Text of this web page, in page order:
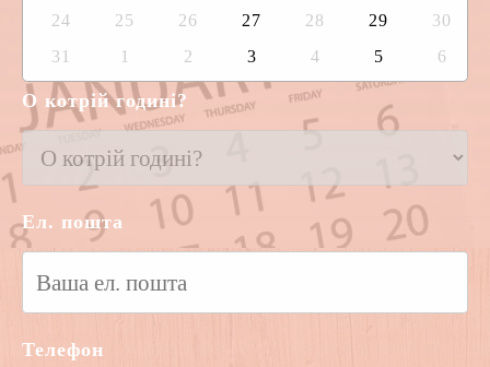
24
25 26 27 28 29
30
31
1 2 3 4 5 6
О котрій годині?
Ел. пошта
Телефон